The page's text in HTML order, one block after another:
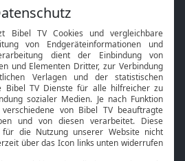
Mobile App
Smart TV
HbbTV
Bibelthek Online-Bibel
Nächster Gottesdienst
Service